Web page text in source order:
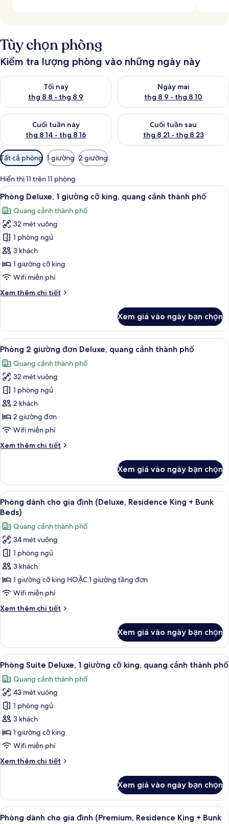
Tùy chọn phòng
Kiểm tra lượng phòng vào những ngày này
Tối nay
thg 8 8 - thg 8 9
Kiểm tra lượng phòng tối nay từ thg 8 8 - thg 8 9
Ngày mai
thg 8 9 - thg 8 10
Kiểm tra lượng phòng ngày
Cuối tuần này
thg 8 14 - thg 8 16
Kiểm tra lượng phòng cuối tuần này từ thg 8 14 - thg 8 16
Cuối tuần sau
thg 8 21 - thg 8 23
Kiểm tra lượng phòng cuối
Bộ
lọc
có
thể
dùng
để
lọc
tìm
phòng
Tất cả phòng 1 giường 2 giường
Hiển thị 11 trên 11 phòng
Xem
tất
cả
ảnh
Phòng
Deluxe,
1
giường
king,
thành
phố
6
Phòng Deluxe, 1 giường cỡ king, quang cảnh thành phố
Quang cảnh thành phố
32 mét vuông
1 phòng ngủ
3 khách
1 giường cỡ king
Wifi miễn phí
Xem thêm chi tiết
Chi
Phòng
Deluxe,
1
giường
cỡ
king,
quang
cảnh
thành
phố
Xem giá vào ngày bạn chọn
Xem
tất
cả
ảnh
Phòng
2
giường
đơn
quang
phố
Phòng 2 giường đơn Deluxe,
7
Phòng 2 giường đơn Deluxe, quang cảnh thành phố
Quang cảnh thành phố
32 mét vuông
1 phòng ngủ
2 khách
2 giường đơn
Wifi miễn phí
Xem thêm chi tiết
Chi
Phòng
giường
đơn
Deluxe,
quang
cảnh
thành
phố
Xem giá vào ngày bạn chọn
Xem
tất
cả
ảnh
Phòng
dành
cho
gia
đình
Residence
Bunk
Beds)
Minibar, két bảo mật tại phòng, bàn,
11
Phòng dành cho gia đình (Deluxe, Residence King + Bunk
Beds)
Quang cảnh thành phố
34 mét vuông
1 phòng ngủ
3 khách
1 giường cỡ king HOẶC 1 giường tầng đơn
Wifi miễn phí
Xem thêm chi tiết
Chi
Phòng
dành
cho
đình
(Deluxe,
Residence
King
+
Bunk
Beds)
Xem giá vào ngày bạn chọn
Xem
tất
cả
ảnh
Phòng
Suite
Deluxe,
1
cỡ
cảnh
thành
8
Phòng Suite Deluxe, 1 giường cỡ king, quang cảnh thành phố
Quang cảnh thành phố
43 mét vuông
1 phòng ngủ
3 khách
1 giường cỡ king
Wifi miễn phí
Xem thêm chi tiết
Chi
Phòng
Suite
Deluxe,
Xem giá vào ngày bạn chọn
Xem
Minibar, két bảo mật tại phòng, bàn,
10
Phòng dành cho gia đình (Premium, Residence King + Bunk